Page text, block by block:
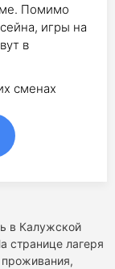
Помимо
игры на
в
сменах
в Калужской
странице лагеря